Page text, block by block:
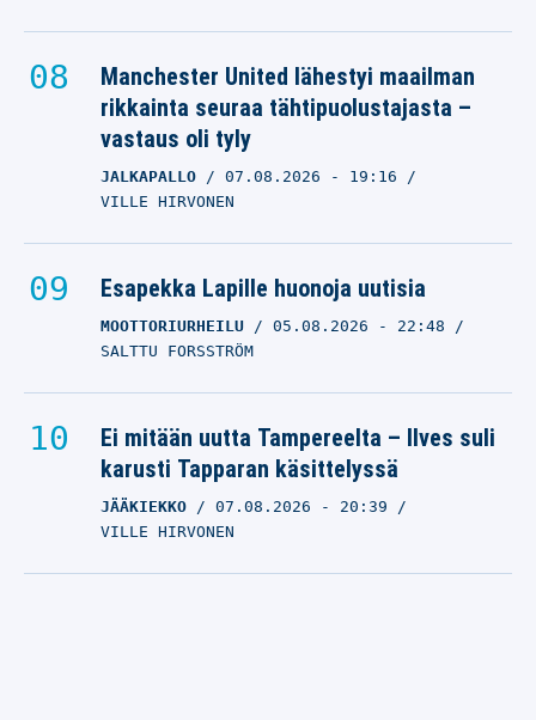
Manchester United lähestyi maailman
rikkainta seuraa tähtipuolustajasta –
vastaus oli tyly
JALKAPALLO 07.08.2026 - 19:16
VILLE HIRVONEN
Esapekka Lapille huonoja uutisia
MOOTTORIURHEILU 05.08.2026 - 22:48
SALTTU FORSSTRÖM
Ei mitään uutta Tampereelta – Ilves suli
karusti Tapparan käsittelyssä
JÄÄKIEKKO 07.08.2026 - 20:39
VILLE HIRVONEN